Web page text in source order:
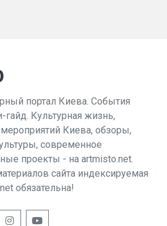
портал Киева. События
Культурная жизнь,
Киева, обзоры,
современное
проекты - на artmisto.net.
сайта индексируемая
обязательна!